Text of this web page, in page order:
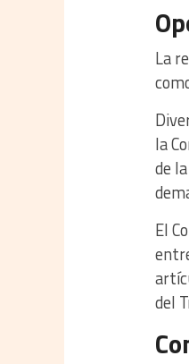
La
la
de
El
del